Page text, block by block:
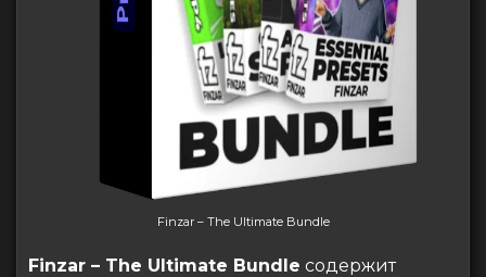
Finzar – The Ultimate Bundle
Finzar – The Ultimate Bundle cодержит